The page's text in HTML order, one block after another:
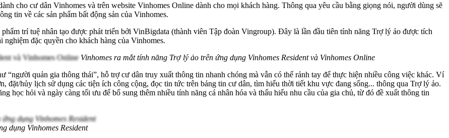
cho cư dân Vinhomes và trên website Vinhomes Online dành cho mọi khách hàng. Thông qua yêu cầu bằng giọng nói, người dùng sẽ
tin về các sản phẩm bất động sản của Vinhomes.
trí tuệ nhân tạo được phát triển bởi VinBigdata (thành viên Tập đoàn Vingroup). Đây là lần đầu tiên tính năng Trợ lý ảo được tích
đặc quyền cho khách hàng của Vinhomes.
Vinhomes ra mắt tính năng Trợ lý ảo trên ứng dụng Vinhomes Resident và Vinhomes Online
“người quản gia thông thái”, hỗ trợ cư dân truy xuất thông tin nhanh chóng mà vẫn có thể rảnh tay để thực hiện nhiều công việc khác. Ví
đặt/hủy lịch sử dụng các tiện ích công cộng, đọc tin tức trên bảng tin cư dân, tìm hiểu thời tiết khu vực đang sống... thông qua Trợ lý ảo.
học hỏi và ngày càng tối ưu để bổ sung thêm nhiều tính năng cá nhân hóa và thấu hiểu nhu cầu của gia chủ, từ đó đề xuất thông tin
dụng Vinhomes Resident